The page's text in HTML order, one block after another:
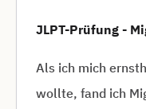
JLPT-Prüfung -
Als ich mich
wollte, fand ich